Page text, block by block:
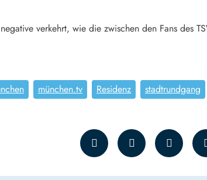
verkehrt, wie die zwischen den Fans des
münchen.tv Residenz stadtrundgang